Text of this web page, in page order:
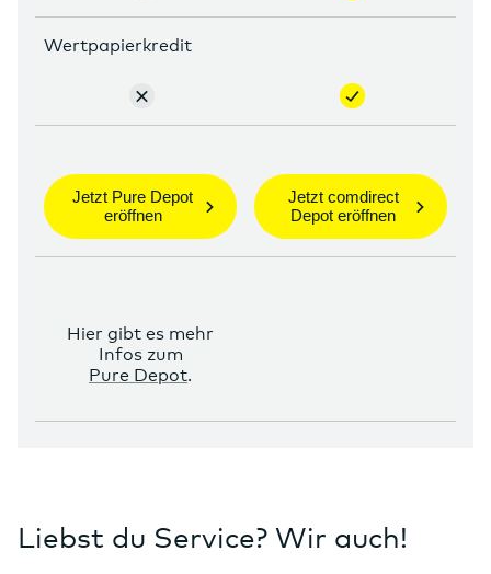
Wertpapierkredit
enthalten
Jetzt Pure Depot
eröffnen
Jetzt comdirect
Depot eröffnen
Hier gibt es mehr
Infos zum
Pure Depot.
Liebst du Service? Wir auch!